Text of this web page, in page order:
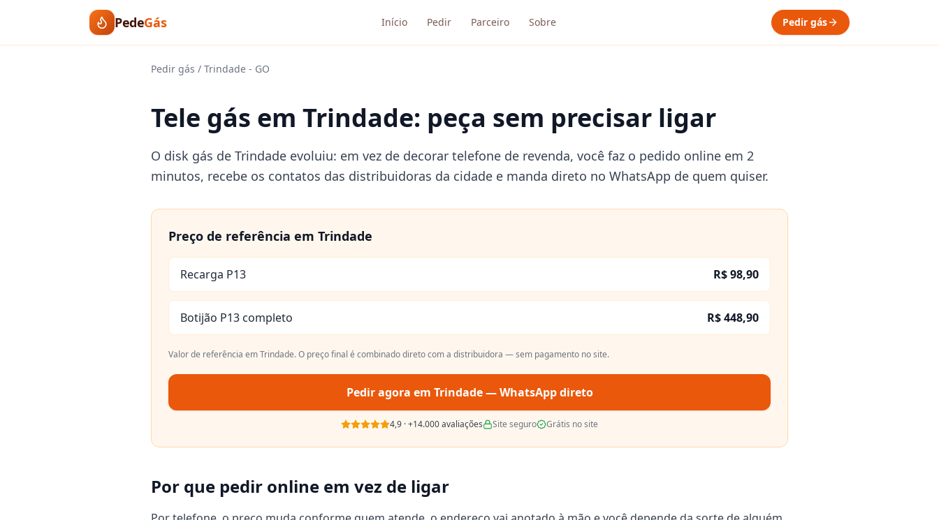
PedeGás Início Pedir Parceiro Sobre Pedir gás
Pedir gás / Trindade - GO
Tele gás em Trindade: peça sem precisar ligar
O disk gás de Trindade evoluiu: em vez de decorar telefone de revenda, você faz o pedido online em 2
minutos, recebe os contatos das distribuidoras da cidade e manda direto no WhatsApp de quem quiser.
Preço de referência em Trindade
Recarga P13 R$ 98,90
Botijão P13 completo R$ 448,90
Valor de referência emTrindade. O preço final é combinado direto com a distribuidora — sem pagamento no site.
Pedir agora em Trindade— WhatsApp direto
4,9 ·+14.000avaliações Site seguro Grátis no site
Por que pedir online em vez de ligar